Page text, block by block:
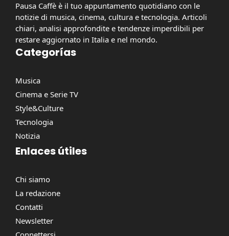
Pausa Caffè è il tuo appuntamento quotidiano con le
notizie di musica, cinema, cultura e tecnologia. Articoli
chiari, analisi approfondite e tendenze imperdibili per
restare aggiornato in Italia e nel mondo.
Categorías
Musica
Cinema e Serie TV
Style&Culture
Tecnologia
Notizia
Enlaces útiles
Chi siamo
La redazione
Contatti
Newsletter